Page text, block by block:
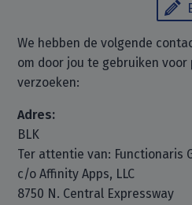
We hebben de volgende
om door jou te gebruiken
verzoeken:
Adres:
BLK
Ter attentie van: Functionaris
c/o Affinity Apps, LLC
8750 N. Central Expressway